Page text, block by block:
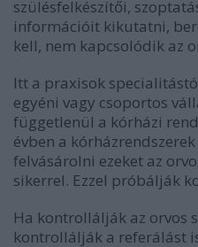
szülésfelkészítői,
információit kikutatni,
kell, nem kapcsolódik az
Itt a praxisok
egyéni vagy csoportos
függetlenül a kórházi
évben a
felvásárolni ezeket az
sikerrel. Ezzel próbálják
Ha kontrollálják az orvos
kontrollálják a referálást